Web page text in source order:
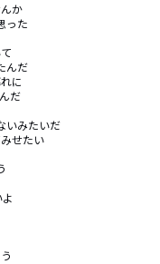
か
った
んだ
に
だ
いみたいだ
せたい